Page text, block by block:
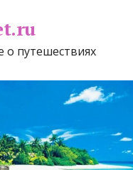
о путешествиях